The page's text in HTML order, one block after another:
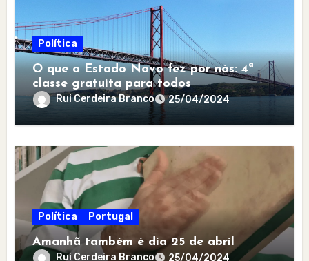
Política
O que o Estado Novo fez por nós: 4ª
classe gratuita para todos
Rui Cerdeira Branco 25/04/2024
Política Portugal
Amanhã também é dia 25 de abril
Rui Cerdeira Branco 25/04/2024